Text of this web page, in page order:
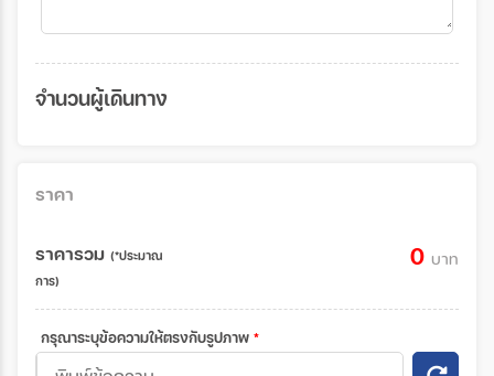
จำนวนผู้เดินทาง
ราคา
ราคารวม (*ประมาณ
การ)
0 บาท
กรุณาระบุข้อความให้ตรงกับรูปภาพ *